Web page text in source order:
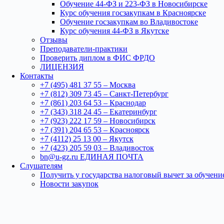
Обучение 44-ФЗ и 223-ФЗ в Новосибирске
Курс обучения госзакупкам в Красноярске
Обучение госзакупкам во Владивостоке
Курс обучения 44-ФЗ в Якутске
Отзывы
Преподаватели-практики
Проверить диплом в ФИС ФРДО
ЛИЦЕНЗИЯ
Контакты
+7 (495) 481 37 55 – Москва
+7 (812) 309 73 45 – Санкт-Петербург
+7 (861) 203 64 53 – Краснодар
+7 (343) 318 24 45 – Екатеринбург
+7 (923) 222 17 59 – Новосибирск
+7 (391) 204 65 53 – Красноярск
+7 (4112) 25 13 00 – Якутск
+7 (423) 205 59 03 – Владивосток
bn@u-gz.ru ЕДИНАЯ ПОЧТА
Слушателям
Получить у государства налоговый вычет за
Новости закупок